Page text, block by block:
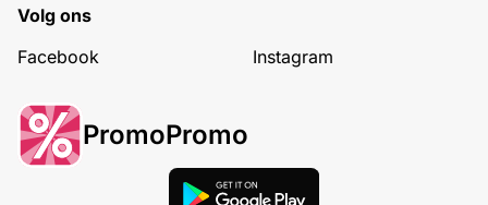
Volg ons
Facebook
Instagram
PromoPromo